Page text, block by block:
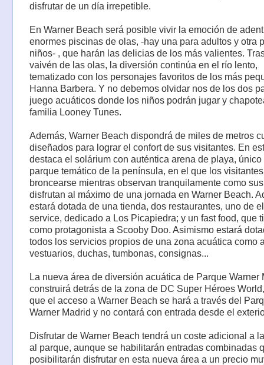
disfrutar de un día irrepetible.
En Warner Beach será posible vivir la emoción de
enormes piscinas de olas, -hay una para adultos y otra
niños- , que harán las delicias de los más valientes.
vaivén de las olas, la diversión continúa en el río lento,
tematizado con los personajes favoritos de los más
Hanna Barbera. Y no debemos olvidar nos de los dos
juego acuáticos donde los niños podrán jugar y
familia Looney Tunes.
Además, Warner Beach dispondrá de miles de metros
diseñados para lograr el confort de sus visitantes. En
destaca el solárium con auténtica arena de playa, único
parque temático de la península, en el que los
broncearse mientras observan tranquilamente como
disfrutan al máximo de una jornada en Warner Beach.
estará dotada de una tienda, dos restaurantes, uno de
service, dedicado a Los Picapiedra; y un fast food, que
como protagonista a Scooby Doo. Asimismo estará
todos los servicios propios de una zona acuática como
vestuarios, duchas, tumbonas, consignas...
La nueva área de diversión acuática de Parque Warner
construirá detrás de la zona de DC Super Héroes
que el acceso a Warner Beach se hará a través del
Warner Madrid y no contará con entrada desde el
Disfrutar de Warner Beach tendrá un coste adicional a
al parque, aunque se habilitarán entradas combinadas
posibilitarán disfrutar en esta nueva área a un precio